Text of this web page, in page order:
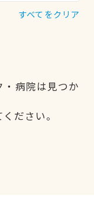
すべてをクリア
病院は見つか
ださい。